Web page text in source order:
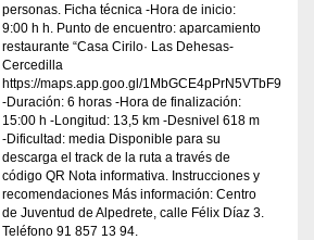
personas. Ficha técnica -Hora de inicio:
9:00 h h. Punto de encuentro: aparcamiento
restaurante “Casa Cirilo· Las Dehesas-
Cercedilla
https://maps.app.goo.gl/1MbGCE4pPrN5VTbF9
-Duración: 6 horas -Hora de finalización:
15:00 h -Longitud: 13,5 km -Desnivel 618 m
-Dificultad: media Disponible para su
descarga el track de la ruta a través de
código QR Nota informativa. Instrucciones y
recomendaciones Más información: Centro
de Juventud de Alpedrete, calle Félix Díaz 3.
Teléfono 91 857 13 94.